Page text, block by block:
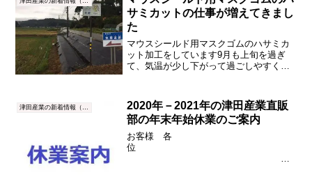
サミカットの仕事が増えてきまし
た
マウスシールド用マスクゴムのハサミカ
ット加工をしています9月も上旬を過ぎ
て、気温が少し下がって過ごしやすくな
なってきました。上の画像は、有限会社
津田産業の本社・工場のあ...
2020年－2021年の津田産業直販
部の年末年始休業のご案内
お客様 各
位